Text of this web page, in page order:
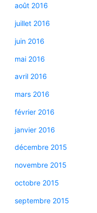
août 2016
juillet 2016
juin 2016
mai 2016
avril 2016
mars 2016
février 2016
janvier 2016
décembre 2015
novembre 2015
octobre 2015
septembre 2015